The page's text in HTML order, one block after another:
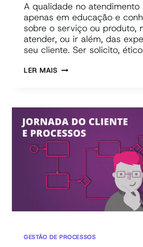
A qualidade no atendimento
apenas em educação e
sobre o serviço ou produto,
atender, ou ir além, das
seu cliente. Ser solicito,
LER MAIS4
QUALIDADE
NO
ATENDIMENTO
GESTÃO DE PROCESSOS